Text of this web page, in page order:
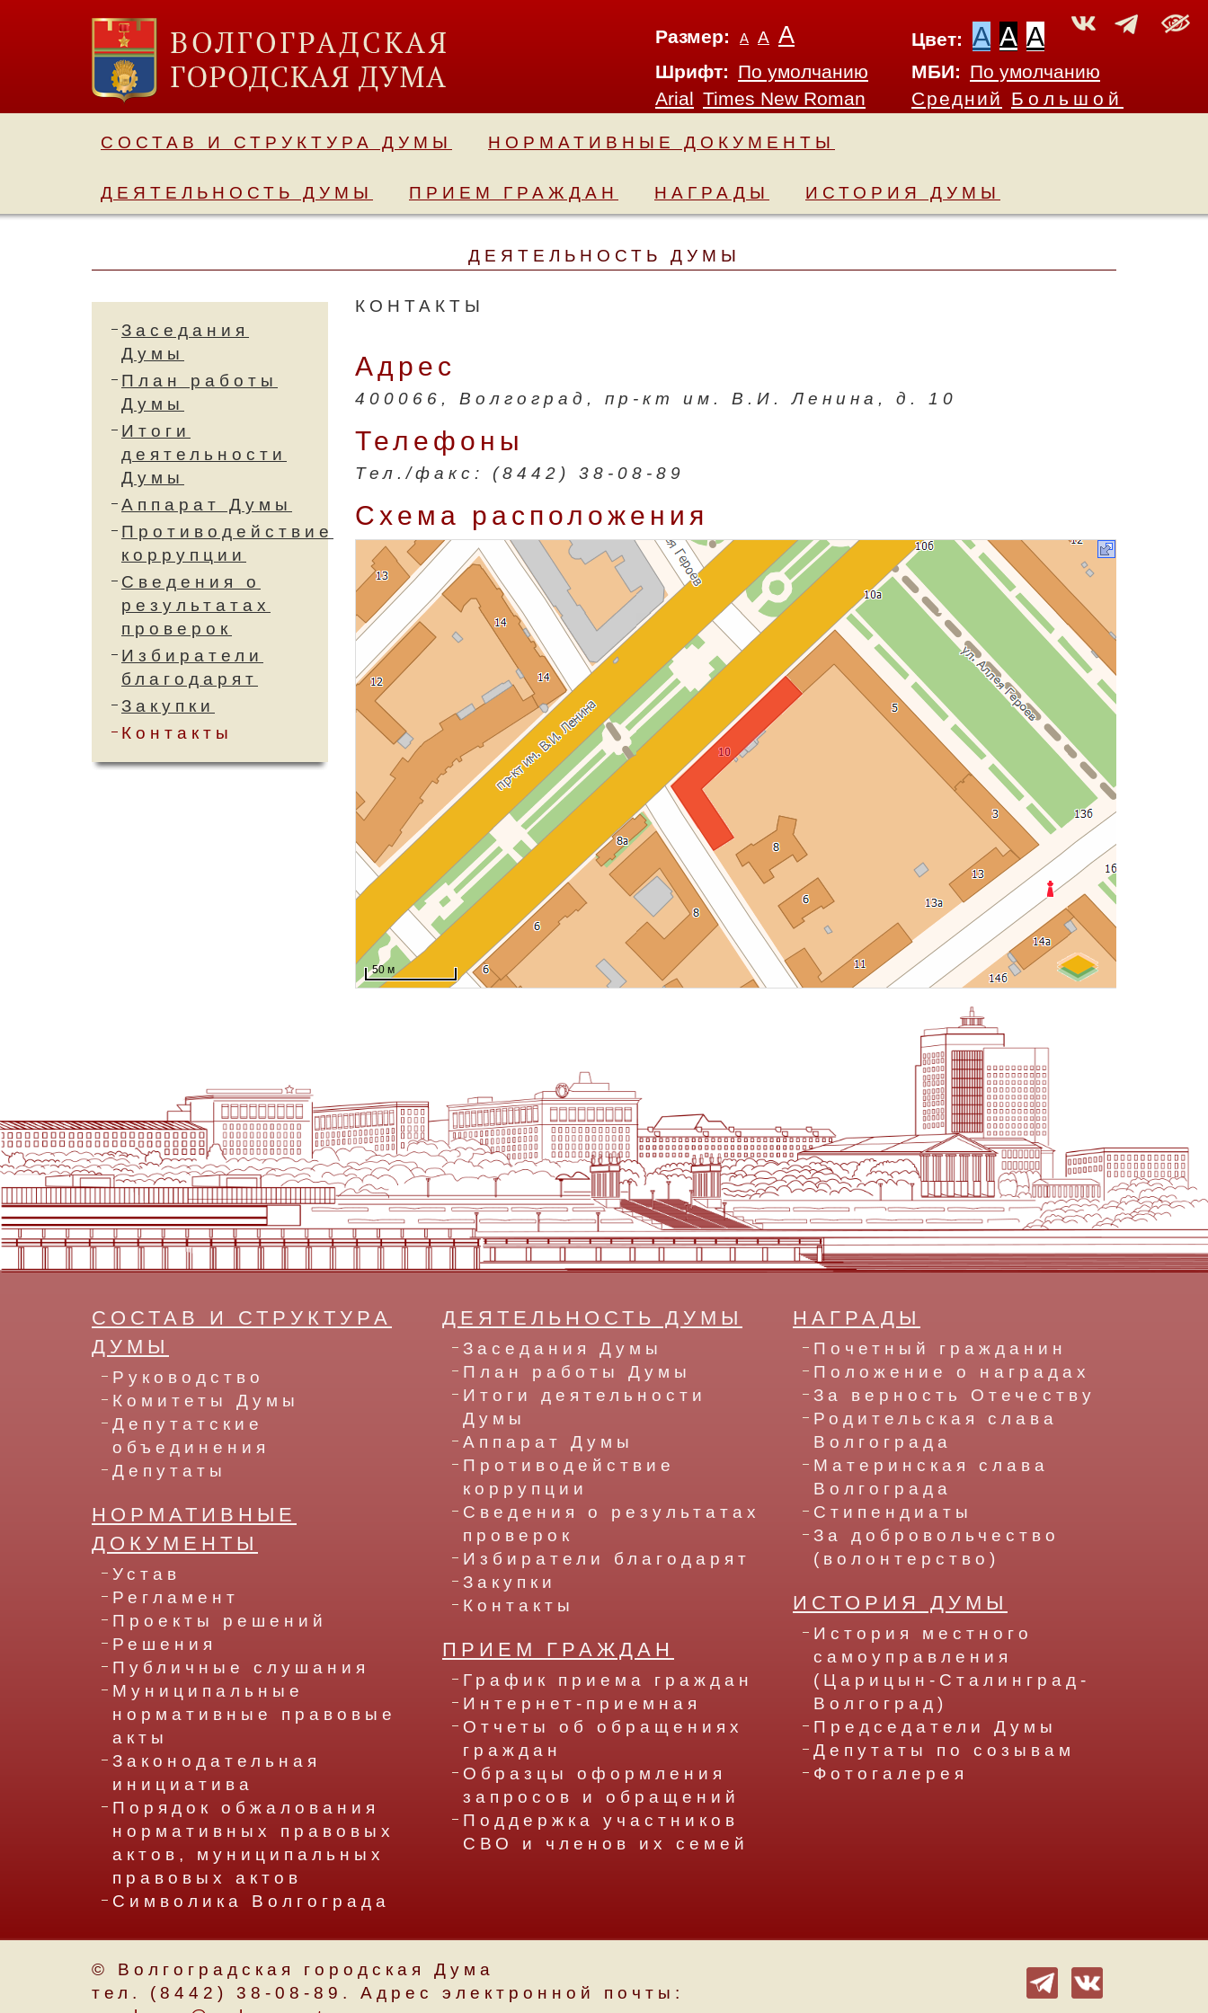
Размер: А А А Цвет: A A A
Шрифт: По умолчанию
Arial Times New Roman
МБИ: По умолчанию
Средний Большой
СОСТАВ И СТРУКТУРА ДУМЫ НОРМАТИВНЫЕ ДОКУМЕНТЫ
ДЕЯТЕЛЬНОСТЬ ДУМЫ ПРИЕМ ГРАЖДАН НАГРАДЫ ИСТОРИЯ ДУМЫ
ДЕЯТЕЛЬНОСТЬ ДУМЫ
Заседания
Думы
План работы
Думы
Итоги
деятельности
Думы
Аппарат Думы
Противодействие
коррупции
Сведения о
результатах
проверок
Избиратели
благодарят
Закупки
Контакты
КОНТАКТЫ
Адрес
400066, Волгоград, пр-кт им. В.И. Ленина, д. 10
Телефоны
Тел./факс: (8442) 38-08-89
Схема расположения
СОСТАВ И СТРУКТУРА
ДУМЫ
Руководство
Комитеты Думы
Депутатские
объединения
Депутаты
НОРМАТИВНЫЕ
ДОКУМЕНТЫ
Устав
Регламент
Проекты решений
Решения
Публичные слушания
Муниципальные
нормативные правовые
акты
Законодательная
инициатива
Порядок обжалования
нормативных правовых
актов, муниципальных
правовых актов
Символика Волгограда
ДЕЯТЕЛЬНОСТЬ ДУМЫ
Заседания Думы
План работы Думы
Итоги деятельности
Думы
Аппарат Думы
Противодействие
коррупции
Сведения о результатах
проверок
Избиратели благодарят
Закупки
Контакты
ПРИЕМ ГРАЖДАН
График приема граждан
Интернет-приемная
Отчеты об обращениях
граждан
Образцы оформления
запросов и обращений
Поддержка участников
СВО и членов их семей
НАГРАДЫ
Почетный гражданин
Положение о наградах
За верность Отечеству
Родительская слава
Волгограда
Материнская слава
Волгограда
Стипендиаты
За добровольчество
(волонтерство)
ИСТОРИЯ ДУМЫ
История местного
самоуправления
(Царицын-Сталинград-
Волгоград)
Председатели Думы
Депутаты по созывам
Фотогалерея
© Волгоградская городская Дума
тел. (8442) 38-08-89. Адрес электронной почты: